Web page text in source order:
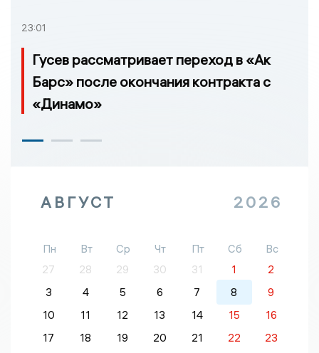
23:01
Гусев рассматривает переход в «Ак
Барс» после окончания контракта с
«Динамо»
АВГУСТ 2026
Пн Вт Ср Чт Пт Сб
Вс
27
28 29 30 31 1
2
3
4 5 6 7 8
9
10
11 12 13 14 15
16
17
18 19 20 21 22
23